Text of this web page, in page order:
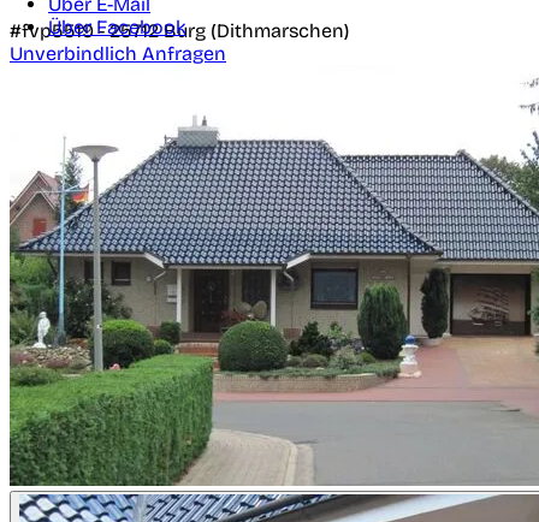
Über Facebook
#fvp5519 -25712Burg (Dithmarschen)
Unverbindlich Anfragen